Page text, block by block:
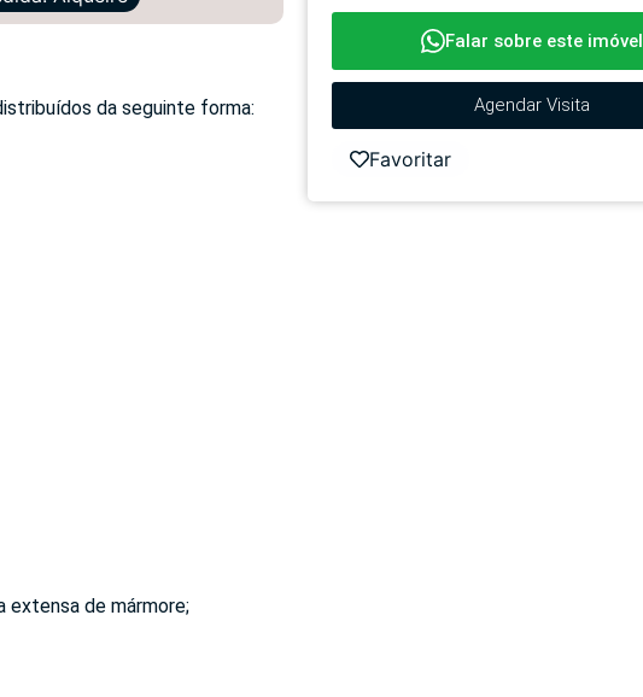
da seguinte forma:
extensa de mármore;
Falar sobre este imóvel
Agendar Visita
Favoritar